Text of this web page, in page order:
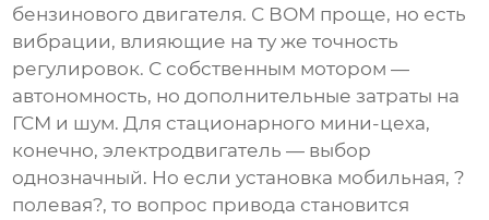
бензинового двигателя. С ВОМ проще, но есть
вибрации, влияющие на ту же точность
регулировок. С собственным мотором —
автономность, но дополнительные затраты на
ГСМ и шум. Для стационарного мини-цеха,
конечно, электродвигатель — выбор
однозначный. Но если установка мобильная, ?
полевая?, то вопрос привода становится